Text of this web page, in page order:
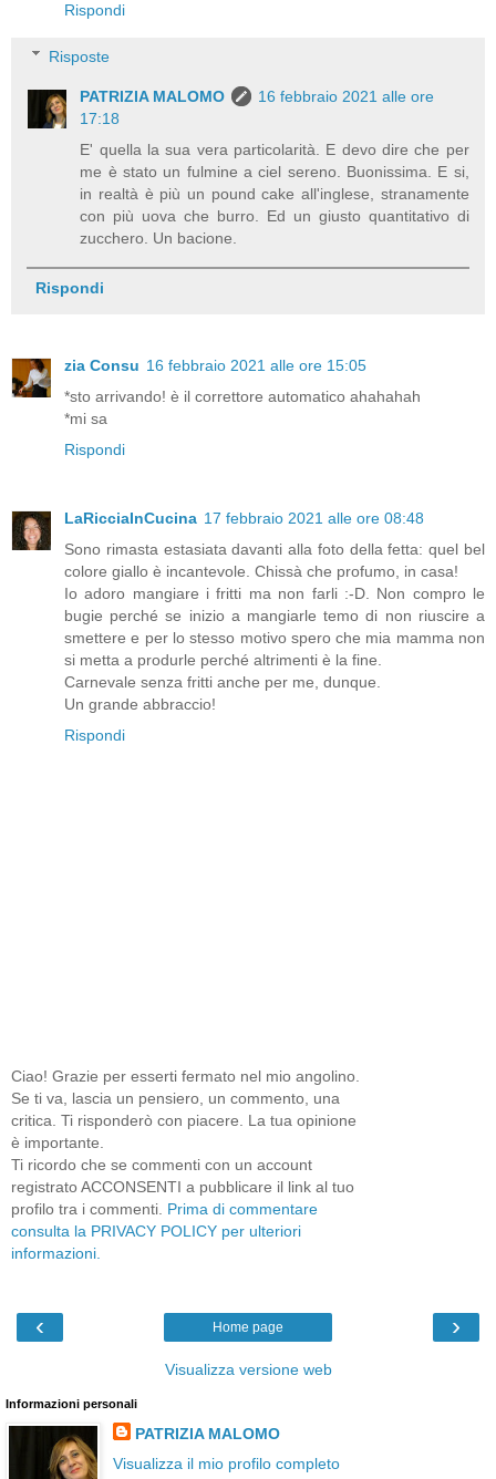
Rispondi
Risposte
PATRIZIA MALOMO
16 febbraio 2021 alle ore
17:18
E' quella la sua vera particolarità. E devo dire che per
me è stato un fulmine a ciel sereno. Buonissima. E si,
in realtà è più un pound cake all'inglese, stranamente
con più uova che burro. Ed un giusto quantitativo di
zucchero. Un bacione.
Rispondi
zia Consu 16 febbraio 2021 alle ore 15:05
*sto arrivando! è il correttore automatico ahahahah
*mi sa
Rispondi
LaRicciaInCucina 17 febbraio 2021 alle ore 08:48
Sono rimasta estasiata davanti alla foto della fetta: quel bel
colore giallo è incantevole. Chissà che profumo, in casa!
Io adoro mangiare i fritti ma non farli :-D. Non compro le
bugie perché se inizio a mangiarle temo di non riuscire a
smettere e per lo stesso motivo spero che mia mamma non
si metta a produrle perché altrimenti è la fine.
Carnevale senza fritti anche per me, dunque.
Un grande abbraccio!
Rispondi
Ciao! Grazie per esserti fermato nel mio angolino.
Se ti va, lascia un pensiero, un commento, una
critica. Ti risponderò con piacere. La tua opinione
è importante.
Ti ricordo che se commenti con un account
registrato ACCONSENTI a pubblicare il link al tuo
profilo tra i commenti. Prima di commentare
consulta la PRIVACY POLICY per ulteriori
informazioni.
‹ ›
Home page
Visualizza versione web
Informazioni personali
PATRIZIA MALOMO
Visualizza il mio profilo completo